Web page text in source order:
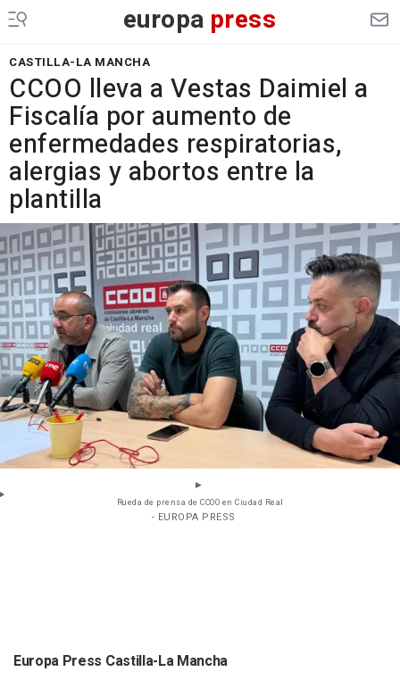
europa press
CASTILLA-LA MANCHA
CCOO lleva a Vestas Daimiel a
Fiscalía por aumento de
enfermedades respiratorias,
alergias y abortos entre la
plantilla
Rueda de prensa de CCOO en Ciudad Real
- EUROPA PRESS
Europa Press Castilla-La Mancha